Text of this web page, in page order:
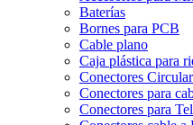
Baterías
Bornes para PCB
Cable plano
Caja plástica para
Conectores
Conectores para
Conectores para